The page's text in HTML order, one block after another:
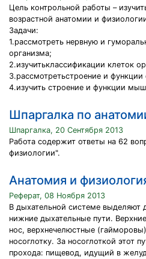
Цель контрольной работы –
возрастной анатомии и
Задачи:
1.рассмотреть нервную и
организма;
2.изучитьклассификации клеток
3.рассмотретьстроение и функции
4.изучить строение и функции
Шпаргалка по
Шпаргалка, 20 Сентября 2013
Работа содержит ответы на 62
физиологии".
Анатомия и
Реферат, 08 Ноября 2013
В дыхательной системе выделяют
нижние дыхательные пути.
нос, верхнечелюстные
носоглотку. За носоглоткой этот
прохода: пищевод, идущий в